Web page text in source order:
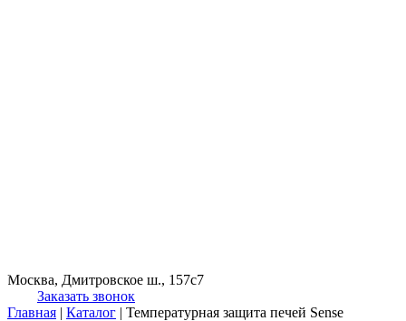
Москва, Дмитровское ш., 157с7
Заказать звонок
Главная | Каталог | Температурная защита печей Sense